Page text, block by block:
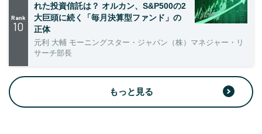
Rank
10
れた投資信託は？ オルカン、S&P500の2
大巨頭に続く「毎月決算型ファンド」の
正体
元利 大輔 モーニングスター・ジャパン（株）マネジャー・リ
サーチ部長
もっと見る